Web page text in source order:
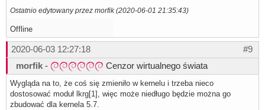
parm:           pint_enforce:pint_enforce [1 (kill
parm:           pcfi_validate:pcfi_validate [2 (fully
parm:           pcfi_enforce:pcfi_enforce [1 (kill
parm:           smep_validate:smep_validate [1
parm:           smep_enforce:smep_enforce [2 (panic)
parm:           smap_validate:smap_validate [1
parm:           smap_enforce:smap_enforce [2 (panic)
Ostatnio edytowany przez morfik (2020-06-01 21:35:43)
Offline
#9
2020-06-03 12:27:18
morfik - Cenzor wirtualnego świata
Wygląda na to, że coś się zmieniło w kernelu i trzeba nieco
dostosować moduł lkrg[1], więc może niedługo będzie można go
zbudować dla kernela 5.7.